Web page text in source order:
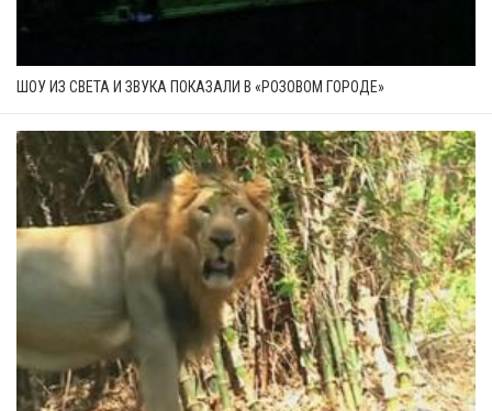
ШОУ ИЗ СВЕТА И ЗВУКА ПОКАЗАЛИ В «РОЗОВОМ ГОРОДЕ»